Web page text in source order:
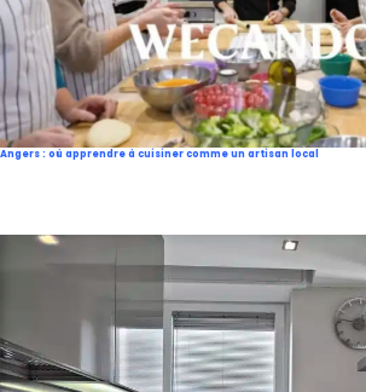
Angers : où apprendre à cuisiner comme un artisan local